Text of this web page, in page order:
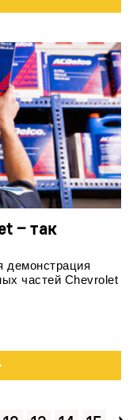
– так
демонстрация
частей Chevrolet